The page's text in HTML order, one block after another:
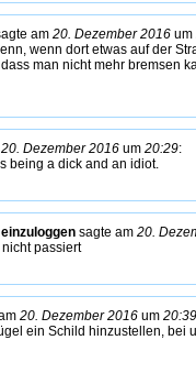
am 20. Dezember 2016 um
wenn dort etwas auf der
man nicht mehr bremsen
20. Dezember 2016 um 20:29:
being a dick and an idiot.
sagte am 20.
passiert
20. Dezember 2016 um 20:39
ein Schild hinzustellen, bei